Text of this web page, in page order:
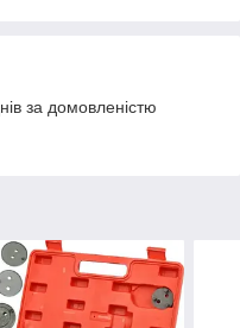
за домовленістю